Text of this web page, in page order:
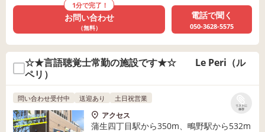
1分で完了！
お問い合わせ
（無料）
電話で聞く
050-3628-5575
☆★言語聴覚士常勤の施設です★☆ Le Peri（ル
ペリ）
リストに
保存
問い合わせ受付中 送迎あり 土日祝営業
アクセス
蒲生四丁目駅から350m、鴫野駅から532m